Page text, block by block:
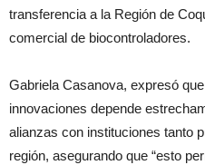
transferencia a la Región de
comercial de biocontroladores.
Gabriela Casanova, expresó
innovaciones depende
alianzas con instituciones tanto
región, asegurando que “esto